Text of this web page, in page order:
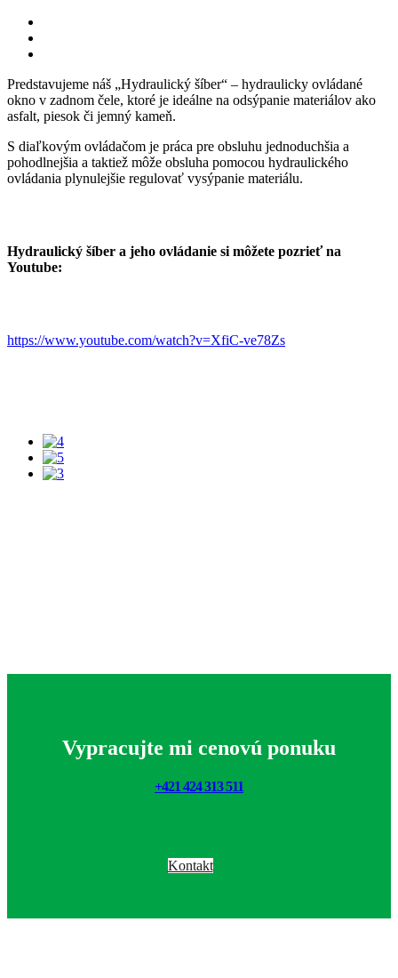
Predstavujeme náš „Hydraulický šíber“ – hydraulicky ovládané
okno v zadnom čele, ktoré je ideálne na odsýpanie materiálov ako
asfalt, piesok či jemný kameň.
S diaľkovým ovládačom je práca pre obsluhu jednoduchšia a
pohodlnejšia a taktiež môže obsluha pomocou hydraulického
ovládania plynulejšie regulovať vysýpanie materiálu.
Hydraulický šíber a jeho ovládanie si môžete pozrieť na
Youtube:
https://www.youtube.com/watch?v=XfiC-ve78Zs
Vypracujte mi cenovú ponuku
+421 424 313 511
Kontakt